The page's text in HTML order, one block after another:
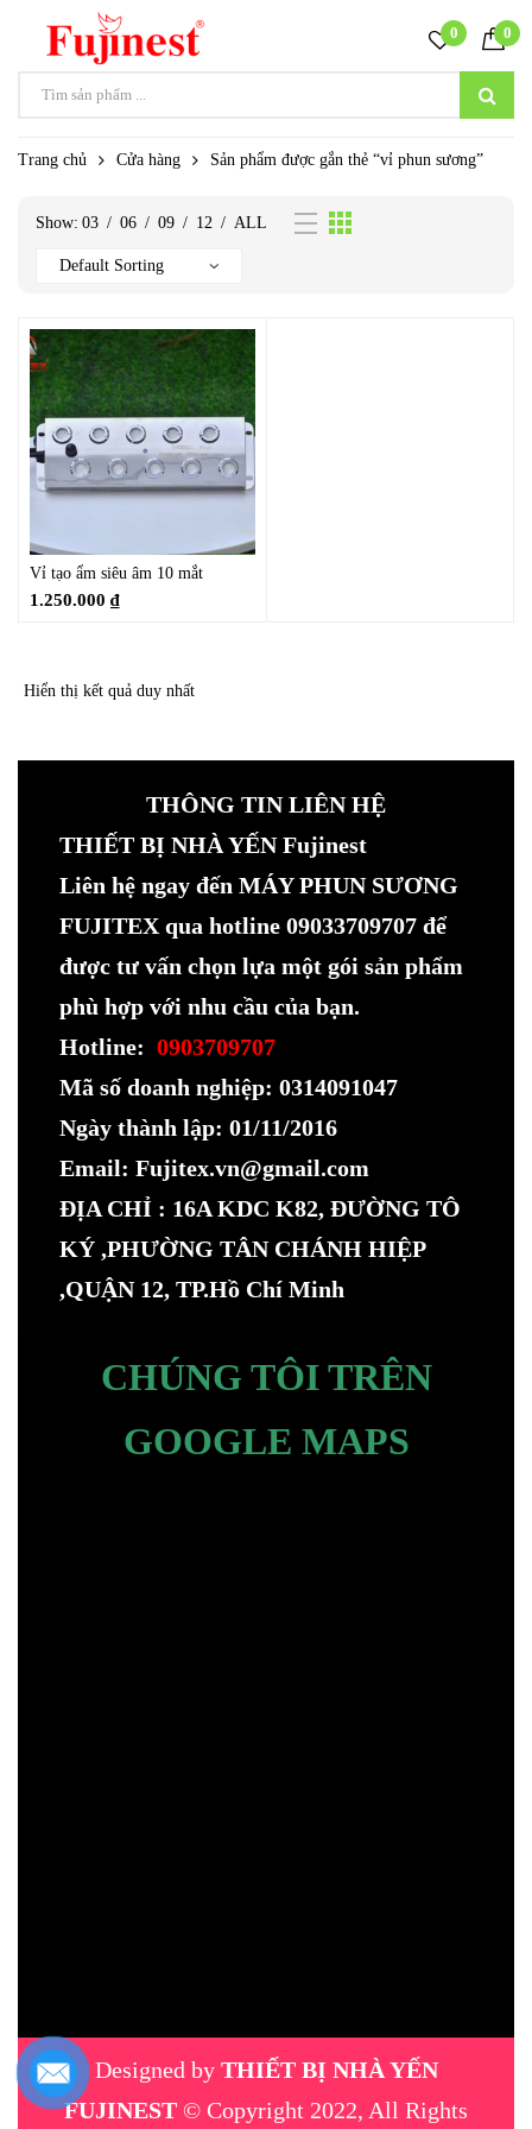
0 0
Trang chủ Cửa hàng Sản phẩm được gắn thẻ “vỉ phun sương”
Show: 03 / 06 / 09 / 12 / ALL
Vỉ tạo ẩm siêu âm 10 mắt
1.250.000 ₫
Hiển thị kết quả duy nhất
THÔNG TIN LIÊN HỆ
THIẾT BỊ NHÀ YẾN Fujinest
Liên hệ ngay đến MÁY PHUN SƯƠNG
FUJITEX qua hotline 09033709707 để
được tư vấn chọn lựa một gói sản phẩm
phù hợp với nhu cầu của bạn.
Hotline: 0903709707
Mã số doanh nghiệp: 0314091047
Ngày thành lập: 01/11/2016
Email: Fujitex.vn@gmail.com
ĐỊA CHỈ : 16A KDC K82, ĐƯỜNG TÔ
KÝ ,PHƯỜNG TÂN CHÁNH HIỆP
,QUẬN 12, TP.Hồ Chí Minh
CHÚNG TÔI TRÊN
GOOGLE MAPS
Designed by THIẾT BỊ NHÀ YẾN
FUJINEST © Copyright 2022, All Rights